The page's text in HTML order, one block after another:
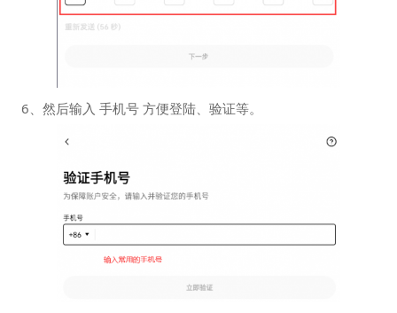
6、然后输入 手机号 方便登陆、验证等。